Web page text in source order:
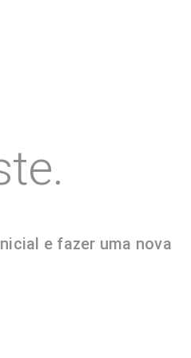
e fazer uma nova